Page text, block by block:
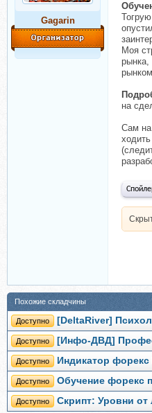
Gagarin
Моя
рынка,
на
Сам на
Похожие складчины
Доступно [DeltaRiver]
Доступно [Инфо-ДВД]
Доступно Индикатор форекс
Доступно Обучение форекс
Доступно Скрипт: Уровни от